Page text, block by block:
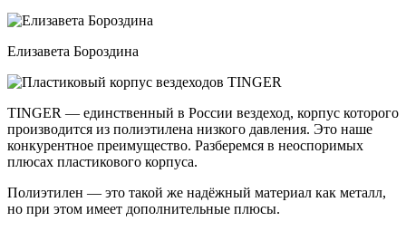
Елизавета Бороздина
TINGER — единственный в России вездеход, корпус которого
производится из полиэтилена низкого давления. Это наше
конкурентное преимущество. Разберемся в неоспоримых
плюсах пластикового корпуса.
Полиэтилен — это такой же надёжный материал как металл,
но при этом имеет дополнительные плюсы.